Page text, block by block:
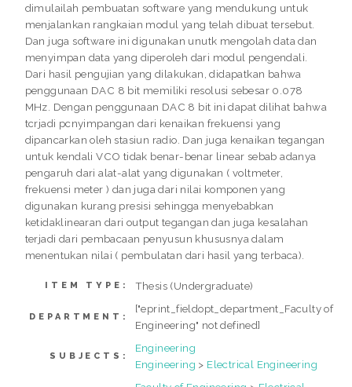
dimulailah pembuatan software yang mendukung untuk
menjalankan rangkaian modul yang telah dibuat tersebut.
Dan juga software ini digunakan unutk mengolah data dan
menyimpan data yang diperoleh dari modul pengendali.
Dari hasil pengujian yang dilakukan, didapatkan bahwa
penggunaan DAC 8 bit memiliki resolusi sebesar 0.078
MHz. Dengan penggunaan DAC 8 bit ini dapat dilihat bahwa
tcrjadi pcnyimpangan dari kenaikan frekuensi yang
dipancarkan oleh stasiun radio. Dan juga kenaikan tegangan
untuk kendali VCO tidak benar-benar linear sebab adanya
pengaruh dari alat-alat yang digunakan ( voltmeter,
frekuensi meter ) dan juga dari nilai komponen yang
digunakan kurang presisi sehingga menyebabkan
ketidaklinearan dari output tegangan dan juga kesalahan
terjadi dari pembacaan penyusun khususnya dalam
menentukan nilai ( pembulatan dari hasil yang terbaca).
ITEM TYPE: Thesis (Undergraduate)
DEPARTMENT:
["eprint_fieldopt_department_Faculty of
Engineering" not defined]
SUBJECTS:
Engineering
Engineering > Electrical Engineering